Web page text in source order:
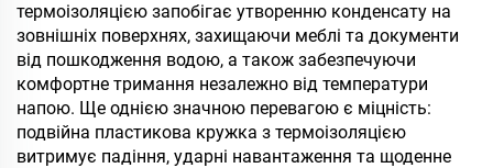
термоізоляцією запобігає утворенню конденсату на
зовнішніх поверхнях, захищаючи меблі та документи
від пошкодження водою, а також забезпечуючи
комфортне тримання незалежно від температури
напою. Ще однією значною перевагою є міцність:
подвійна пластикова кружка з термоізоляцією
витримує падіння, ударні навантаження та щоденне